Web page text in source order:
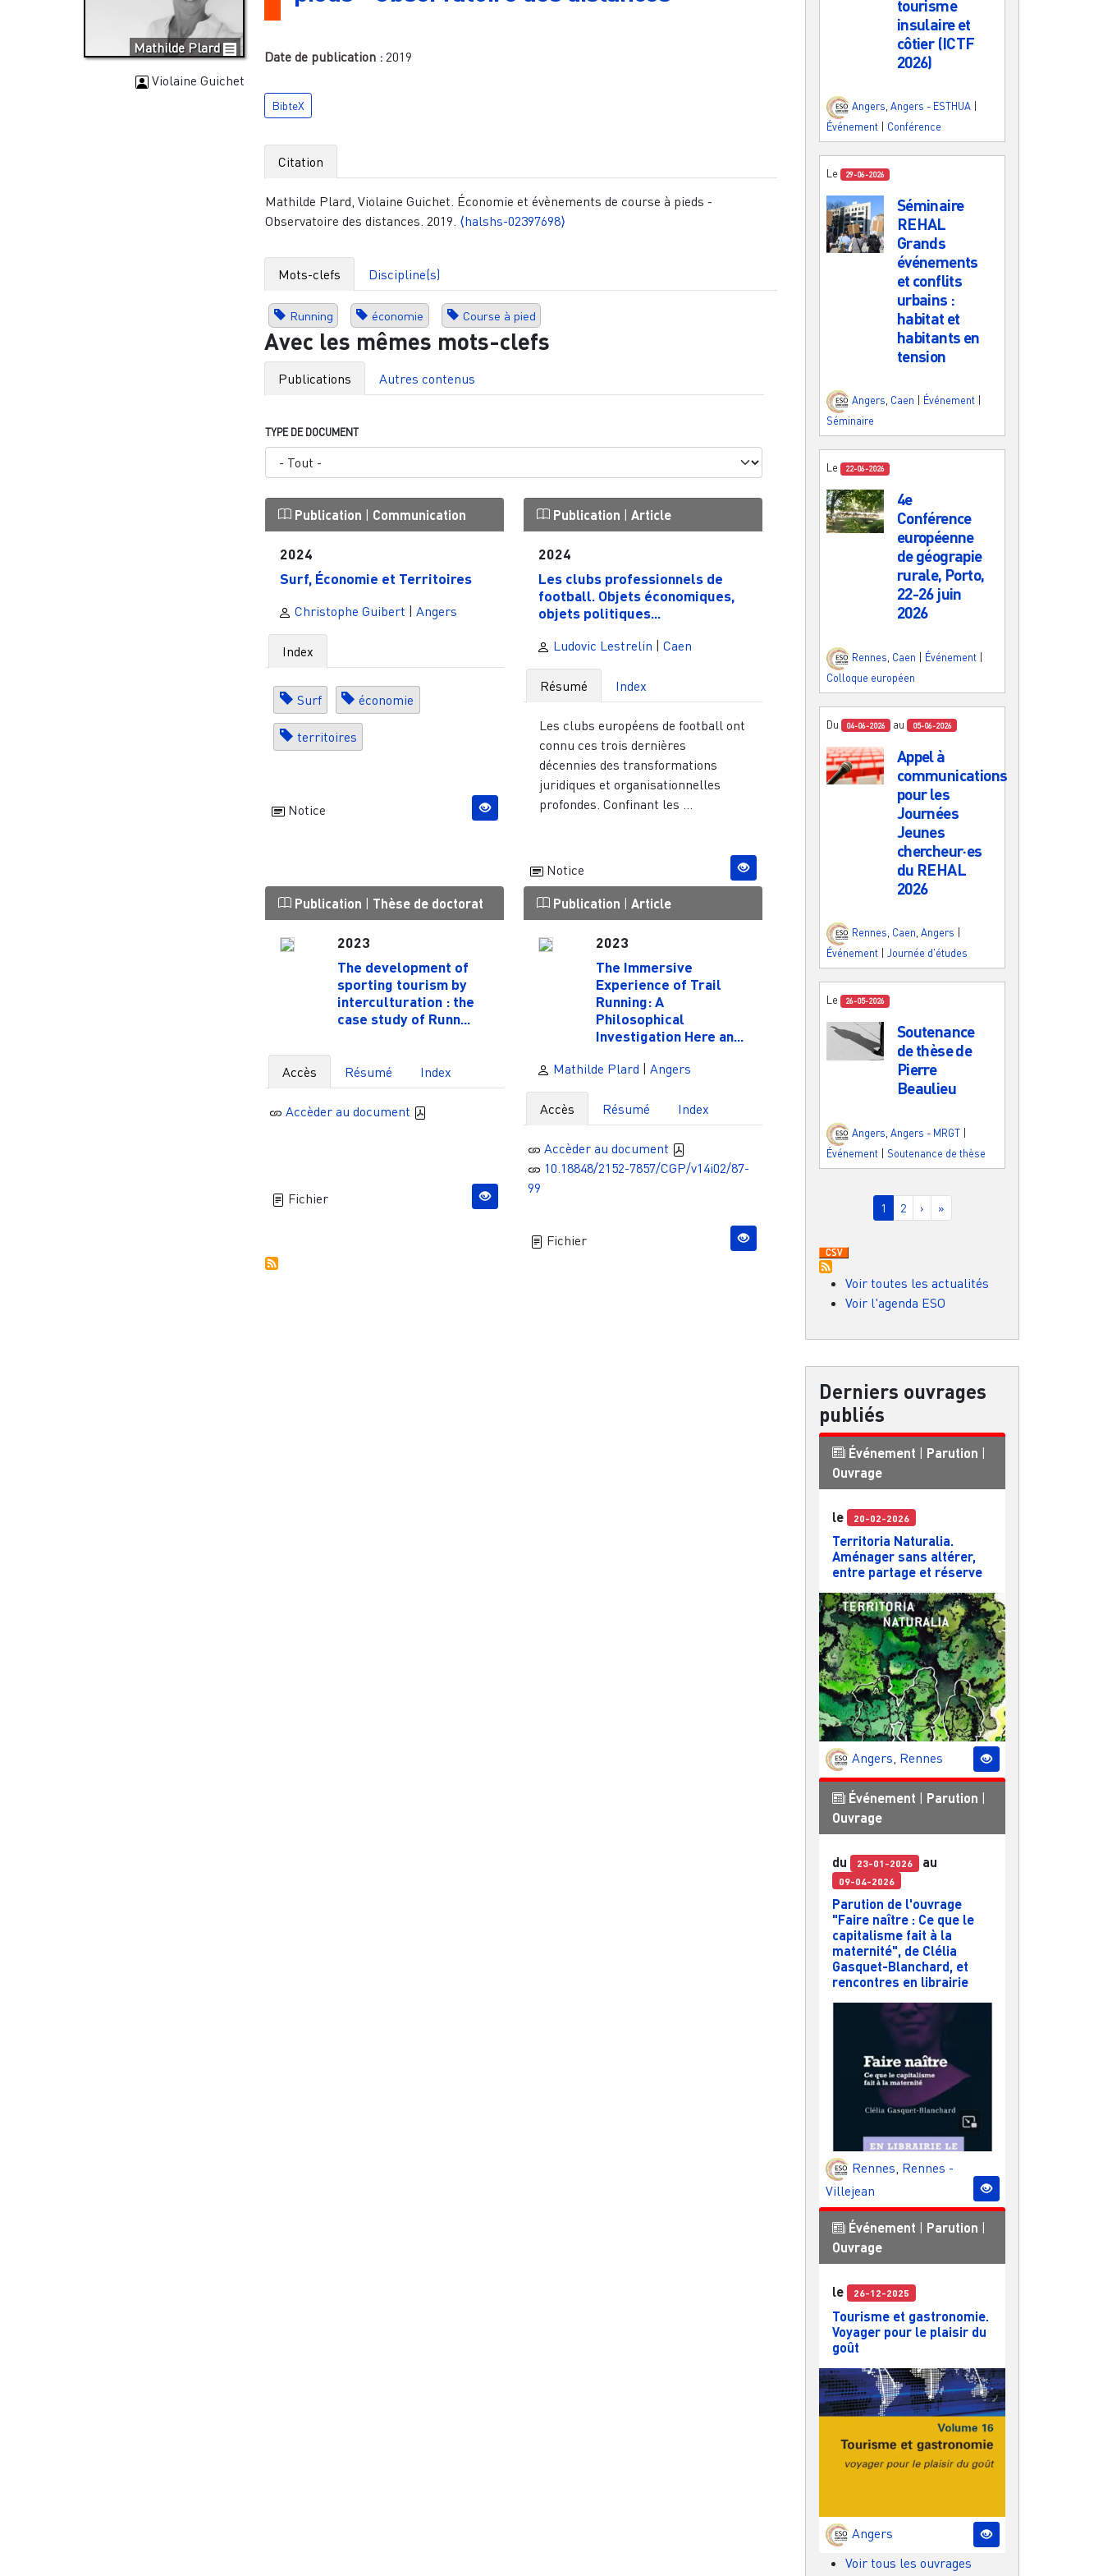
Mathilde Plard
Violaine Guichet
Date de publication : 2019
BibteX
Citation
Mathilde Plard, Violaine Guichet. Économie et évènements de course à pieds -
Observatoire des distances. 2019. ⟨halshs-02397698⟩
Mots-clefs Discipline(s)
Running économie Course à pied
Avec les mêmes mots-clefs
Publications Autres contenus
TYPE DE DOCUMENT
Publication | Communication
2024
Surf, Économie et Territoires
Christophe Guibert |Angers
Index
Surf économie
territoires
Notice
Publication |Article
2024
Les clubs professionnels de
football. Objets économiques,
objets politiques...
Ludovic Lestrelin |Caen
Résumé Index
Les clubs européens de football ont
connu ces trois dernières
décennies des transformations
juridiques et organisationnelles
profondes. Confinant les ...
Notice
Publication | Thèse de doctorat
2023
The development of
sporting tourism by
interculturation : the
case study of Runn...
Accès Résumé Index
Accèder au document
Fichier
Publication |Article
2023
The Immersive
Experience of Trail
Running: A
Philosophical
Investigation Here an...
Mathilde Plard |Angers
Accès Résumé Index
Accèder au document
10.18848/2152-7857/CGP/v14i02/87-
99
Fichier
tourisme
insulaire et
côtier (ICTF
2026)
Angers Angers - ESTHUA
Événement
Conférence
Le 29-06-2026
Séminaire
REHAL
Grands
événements
et conflits
urbains :
habitat et
habitants en
tension
Angers, Caen Événement
Séminaire
Le 22-06-2026
4e
Conférence
européenne
de géograpie
rurale, Porto,
22-26 juin
2026
Rennes Caen Événement
Colloque européen
Du 04-06-2026 au 05-06-2026
Appel à
communications
pour les
Journées
Jeunes
chercheur·es
du REHAL
2026
Rennes, Caen, Angers
Événement
Journée d'études
Le 26-05-2026
Soutenance
de thèse de
Pierre
Beaulieu
Angers Angers - MRGT
Événement | Soutenance de thèse
Pagination
Page courante
1 Page
2 Page suivante
› Dernière page
»
Voir toutes les actualités
Voir l'agenda ESO
Derniers ouvrages
publiés
Événement | Parution |
Ouvrage
le 20-02-2026
Territoria Naturalia.
Aménager sans altérer,
entre partage et réserve
Angers, Rennes
Événement Parution
Ouvrage
du 23-01-2026 au
09-04-2026
Parution de l'ouvrage
"Faire naître : Ce que le
capitalisme fait à la
maternité", de Clélia
Gasquet-Blanchard, et
rencontres en librairie
Rennes, Rennes -
Villejean
Événement Parution
Ouvrage
le 26-12-2025
Tourisme et gastronomie.
Voyager pour le plaisir du
goût
Angers
Voir tous les ouvrages